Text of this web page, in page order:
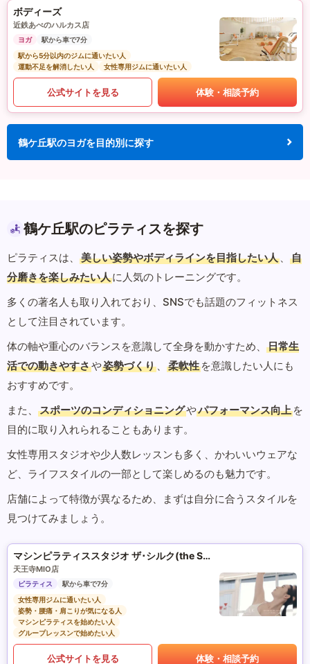
ボディーズ
近鉄あべのハルカス店
ヨガ
駅から車で7分
駅から5分以内のジムに通いたい人
運動不足を解消したい人
女性専用ジムに通いたい人
公式サイトを見る 体験・相談予約
鶴ケ丘駅のヨガを目的別に探す
鶴ケ丘駅のピラティスを探す
ピラティスは、 美しい姿勢やボディラインを目指したい人 、
自
分磨きを楽しみたい人に人気のトレーニングです。
多くの著名人も取り入れており、SNSでも話題のフィットネス
として注目されています。
体の軸や重心のバランスを意識して全身を動かすため、
日常生
活での動きやすさや姿勢づくり 、 柔軟性 を意識したい人にも
おすすめです。
また、
スポーツのコンディショニングやパフォーマンス向上 を
目的に取り入れられることもあります。
女性専用スタジオや少人数レッスンも多く、かわいいウェアな
ど、ライフスタイルの一部として楽しめるのも魅力です。
店舗によって特徴が異なるため、まずは自分に合うスタイルを
見つけてみましょう。
マシンピラティススタジオ ザ･シルク(the SILK)
天王寺MIO店
ピラティス
駅から車で7分
女性専用ジムに通いたい人
姿勢・腰痛・肩こりが気になる人
マシンピラティスを始めたい人
グループレッスンで始めたい人
公式サイトを見る 体験・相談予約